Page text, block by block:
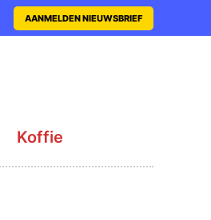
en
AANMELDEN NIEUWSBRIEF
Koffie